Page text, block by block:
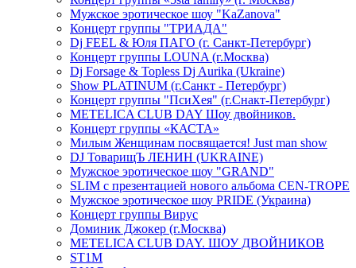
Мужское эротическое шоу "KaZanova"
Концерт группы "ТРИАДА"
Dj FEEL & Юля ПАГО (г. Санкт-Петербург)
Концерт группы LOUNA (г.Москва)
Dj Forsage & Topless Dj Aurika (Ukraine)
Show PLATINUM (г.Санкт - Петербург)
Концерт группы "ПсиХея" (г.Снакт-Петербург)
METELICA CLUB DAY Шоу двойников.
Концерт группы «КАСТА»
Милым Женщинам посвящается! Just man show
DJ ТоварищЪ ЛЕНИН (UKRAINE)
Мужское эротическое шоу "GRAND"
SLIM с презентацией нового альбома CEN-TROPE
Мужское эротическое шоу PRIDE (Украина)
Концерт группы Вирус
Доминик Джокер (г.Москва)
METELICA CLUB DAY. ШОУ ДВОЙНИКОВ
ST1M